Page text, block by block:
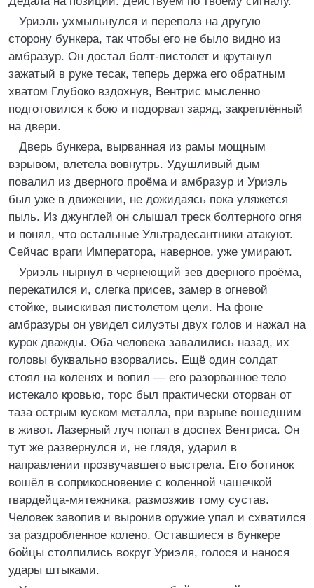
Уриэль ухмыльнулся и переполз на другую
сторону бункера, так чтобы его не было видно из
амбразур. Он достал болт-пистолет и крутанул
зажатый в руке тесак, теперь держа его обратным
хватом Глубоко вздохнув, Вентрис мысленно
подготовился к бою и подорвал заряд, закреплённый
на двери.
Дверь бункера, вырванная из рамы мощным
взрывом, влетела вовнутрь. Удушливый дым
повалил из дверного проёма и амбразур и Уриэль
был уже в движении, не дожидаясь пока уляжется
пыль. Из джунглей он слышал треск болтерного огня
и понял, что остальные Ультрадесантники атакуют.
Сейчас враги Императора, наверное, уже умирают.
Уриэль нырнул в чернеющий зев дверного проёма,
перекатился и, слегка присев, замер в огневой
стойке, выискивая пистолетом цели. На фоне
амбразуры он увидел силуэты двух голов и нажал на
курок дважды. Оба человека завалились назад, их
головы буквально взорвались. Ещё один солдат
стоял на коленях и вопил — его разорванное тело
истекало кровью, торс был практически оторван от
таза острым куском металла, при взрыве вошедшим
в живот. Лазерный луч попал в доспех Вентриса. Он
тут же развернулся и, не глядя, ударил в
направлении прозвучавшего выстрела. Его ботинок
вошёл в соприкосновение с коленной чашечкой
гвардейца-мятежника, размозжив тому сустав.
Человек завопив и выронив оружие упал и схватился
за раздробленное колено. Оставшиеся в бункере
бойцы столпились вокруг Уриэля, голося и нанося
удары штыками.